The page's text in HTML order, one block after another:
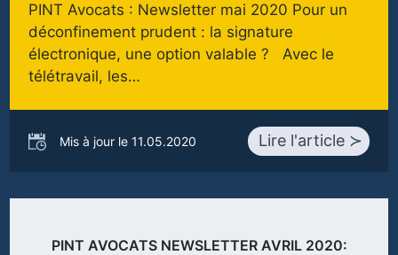
PINT Avocats : Newsletter mai 2020 Pour un
déconfinement prudent : la signature
électronique, une option valable ? Avec le
télétravail, les…
Mis à jour le 11.05.2020 Lire l'article ≻
PINT AVOCATS NEWSLETTER AVRIL 2020: